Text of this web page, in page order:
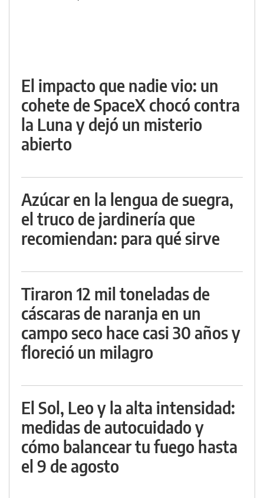
El impacto que nadie vio: un
cohete de SpaceX chocó contra
la Luna y dejó un misterio
abierto
Azúcar en la lengua de suegra,
el truco de jardinería que
recomiendan: para qué sirve
Tiraron 12 mil toneladas de
cáscaras de naranja en un
campo seco hace casi 30 años y
floreció un milagro
El Sol, Leo y la alta intensidad:
medidas de autocuidado y
cómo balancear tu fuego hasta
el 9 de agosto